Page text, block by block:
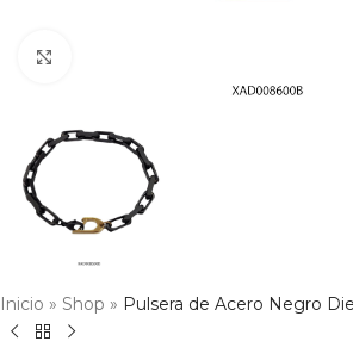
Inicio » Shop » Pulsera de Acero Negro